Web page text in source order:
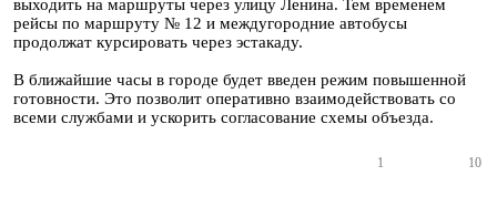
выходить на маршруты через улицу Ленина. Тем временем
рейсы по маршруту № 12 и междугородние автобусы
продолжат курсировать через эстакаду.
В ближайшие часы в городе будет введен режим повышенной
готовности. Это позволит оперативно взаимодействовать со
всеми службами и ускорить согласование схемы объезда.
1 10